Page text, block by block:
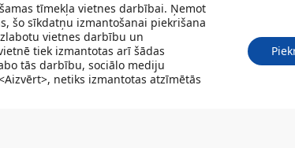
tīmekļa vietnes darbībai. Ņemot
šo sīkdatņu izmantošanai piekrišana
vietnes darbību un
tiek izmantotas arī šādas
tās darbību, sociālo mediju
netiks izmantotas atzīmētās